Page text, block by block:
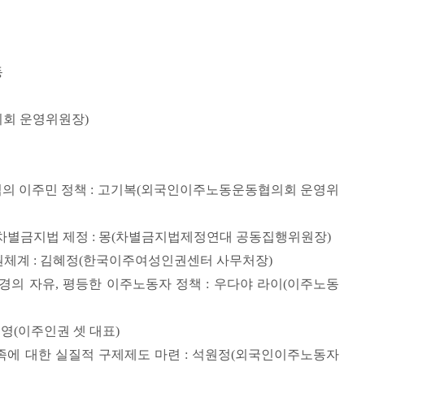
운영위원장)
이주민 정책 : 고기복(외국인이주노동운동협의회 운영위
별금지법 제정 : 몽(차별금지법제정연대 공동집행위원장)
계 : 김혜정(한국이주여성인권센터 사무처장)
의 자유, 평등한 이주노동자 정책 : 우다야 라이(이주노동
(이주인권 셋 대표)
에 대한 실질적 구제제도 마련 : 석원정(외국인이주노동자